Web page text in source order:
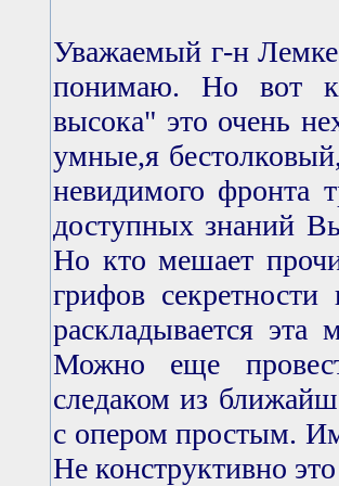
Уважаемый г-н
понимаю. Но вот
высока" это очень
умные,я
невидимого фронта
доступных знаний
Но кто мешает
грифов
раскладывается эта
Можно еще
следаком из
с опером простым.
Не конструктивно